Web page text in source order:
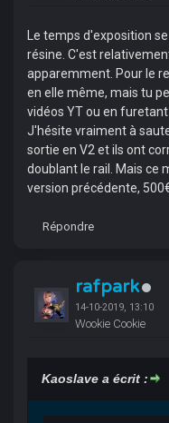
Le temps d'exposition
résine. C'est
apparemment. Pour le
en elle même, mais tu
vidéos YT ou en
J'hésite vraiment à
sortie en V2 et ils ont
doublant le rail. Mais ce
version précédente,
Répondre
rafpark
14-10-2019, 13:10
Wookie Cookie
Kaoslave a écrit :